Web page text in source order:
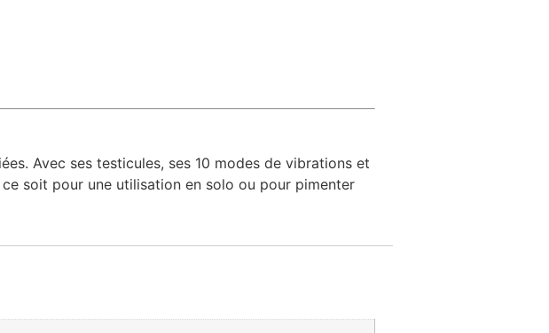
Avec ses testicules, ses 10 modes de vibrations et
soit pour une utilisation en solo ou pour pimenter